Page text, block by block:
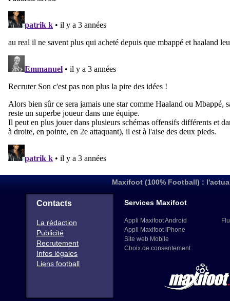
Maxifoot (100% Football) :
Contacts
La rédaction
Publicité
Recrutement
Infos légales
Liens football
Services Maxifoot
Appli Maxifoot Android
Appli Maxifoot iPhone
Site web Mobile
Choix de consentement